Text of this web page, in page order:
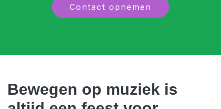
Contact opnemen
Bewegen op muziek is